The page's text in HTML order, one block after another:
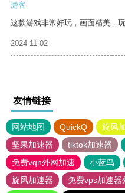
游客
这款游戏非常好玩，画面精美，玩
2024-11-02
友情链接
网站地图 QuickQ 旋风
坚果加速器
tiktok加速器
免费vqn外网加速
小蓝鸟
旋风加速器
免费vps加速器